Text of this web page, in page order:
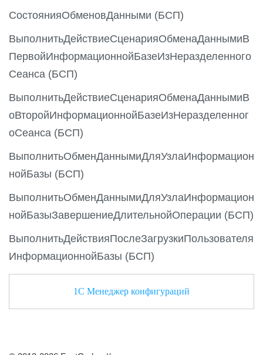
СостоянияОбменовДанными (БСП)
ВыполнитьДействиеСценарияОбменаДаннымиВ
ПервойИнформационнойБазеИзНеразделенного
Сеанса (БСП)
ВыполнитьДействиеСценарияОбменаДаннымиВ
оВторойИнформационнойБазеИзНеразделенног
оСеанса (БСП)
ВыполнитьОбменДаннымиДляУзлаИнформацион
нойБазы (БСП)
ВыполнитьОбменДаннымиДляУзлаИнформацион
нойБазыЗавершениеДлительнойОперации (БСП)
ВыполнитьДействияПослеЗагрузкиПользователя
ИнформационнойБазы (БСП)
1С Менеджер конфигураций